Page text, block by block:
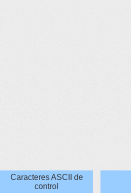
Caracteres ASCII de
control